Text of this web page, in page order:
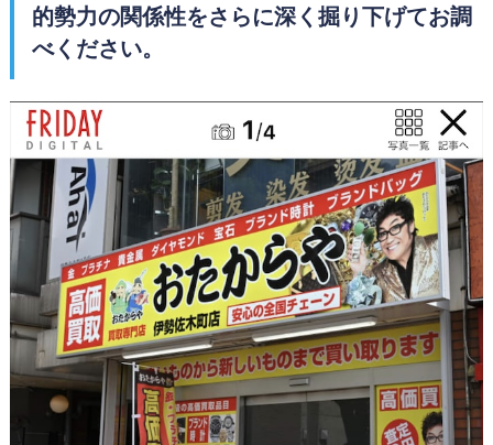
的勢力の関係性をさらに深く掘り下げてお調
べください。